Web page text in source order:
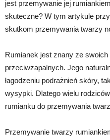
jest przemywanie jej
skuteczne? W tym artykule
skutkom przemywania twarzy
Rumianek jest znany ze swoich
przeciwzapalnych. Jego
łagodzeniu podrażnień skóry,
wysypki. Dlatego wielu
rumianku do przemywania
Przemywanie twarzy